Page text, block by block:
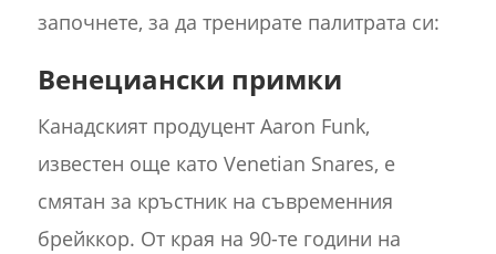
започнете, за да тренирате палитрата си:
Венециански примки
Канадският продуцент Aaron Funk,
известен още като Venetian Snares, е
смятан за кръстник на съвременния
брейккор. От края на 90-те години на